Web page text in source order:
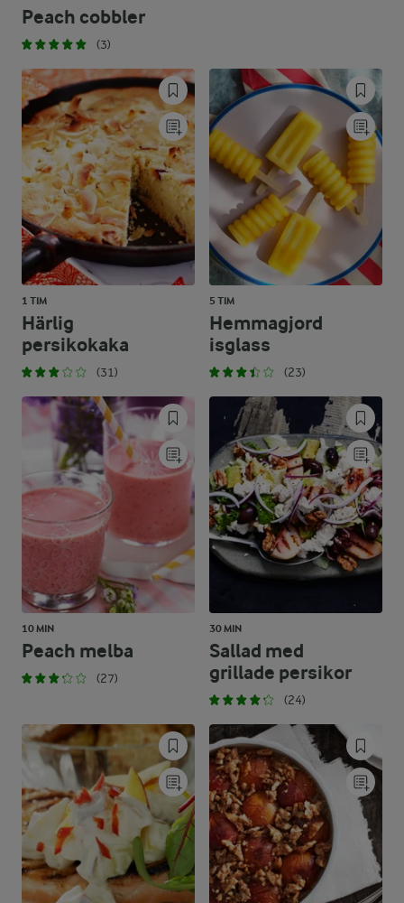
Peach cobbler
(3)
1 TIM
Härlig
persikokaka
(31)
5 TIM
Hemmagjord
isglass
(23)
10 MIN
Peach melba
(27)
30 MIN
Sallad med
grillade persikor
(24)